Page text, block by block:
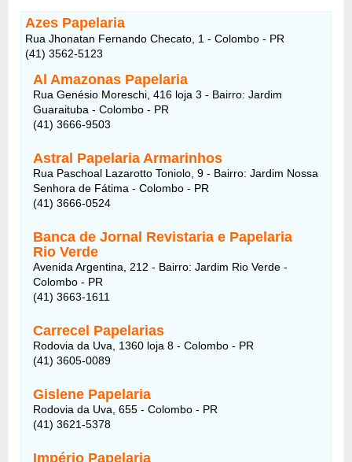
Azes Papelaria
Rua Jhonatan Fernando Checato, 1 - Colombo - PR
(41) 3562-5123
Al Amazonas Papelaria
Rua Genésio Moreschi, 416 loja 3 - Bairro: Jardim
Guaraituba - Colombo - PR
(41) 3666-9503
Astral Papelaria Armarinhos
Rua Paschoal Lazarotto Toniolo, 9 - Bairro: Jardim Nossa
Senhora de Fátima - Colombo - PR
(41) 3666-0524
Banca de Jornal Revistaria e Papelaria
Rio Verde
Avenida Argentina, 212 - Bairro: Jardim Rio Verde -
Colombo - PR
(41) 3663-1611
Carrecel Papelarias
Rodovia da Uva, 1360 loja 8 - Colombo - PR
(41) 3605-0089
Gislene Papelaria
Rodovia da Uva, 655 - Colombo - PR
(41) 3621-5378
Império Papelaria